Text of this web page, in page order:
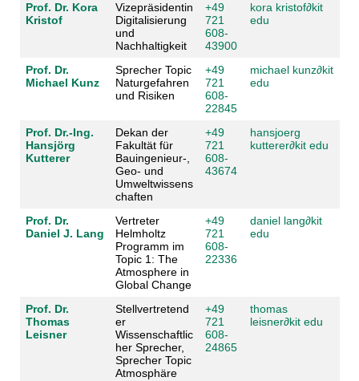
Prof. Dr. Kora
Kristof
Vizepräsidentin
Digitalisierung
und
Nachhaltigkeit
+49
721
608-
43900
kora kristof∂kit
edu
Prof. Dr.
Michael Kunz
Sprecher Topic
Naturgefahren
und Risiken
+49
721
608-
22845
michael kunz∂kit
edu
Prof. Dr.-Ing.
Hansjörg
Kutterer
Dekan der
Fakultät für
Bauingenieur-,
Geo- und
Umweltwissens
chaften
+49
721
608-
43674
hansjoerg
kutterer∂kit edu
Prof. Dr.
Daniel J. Lang
Vertreter
Helmholtz
Programm im
Topic 1: The
Atmosphere in
Global Change
+49
721
608-
22336
daniel lang∂kit
edu
Prof. Dr.
Thomas
Leisner
Stellvertretend
er
Wissenschaftlic
her Sprecher,
Sprecher Topic
Atmosphäre
+49
721
608-
24865
thomas
leisner∂kit edu